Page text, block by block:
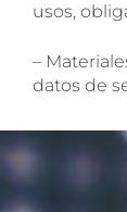
usos,
–
datos de